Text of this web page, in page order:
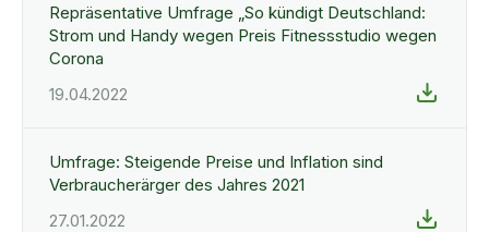
Repräsentative Umfrage „So kündigt Deutschland:
Strom und Handy wegen Preis Fitnessstudio wegen
Corona
19.04.2022
Umfrage: Steigende Preise und Inflation sind
Verbraucherärger des Jahres 2021
27.01.2022